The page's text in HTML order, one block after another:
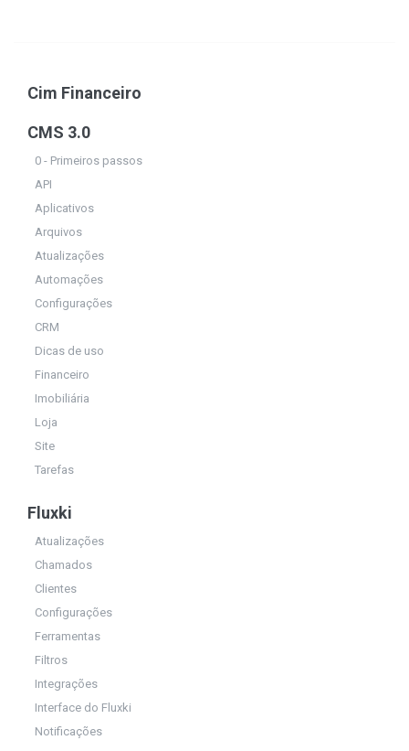
Cim Financeiro
CMS 3.0
0 - Primeiros passos
API
Aplicativos
Arquivos
Atualizações
Automações
Configurações
CRM
Dicas de uso
Financeiro
Imobiliária
Loja
Site
Tarefas
Fluxki
Atualizações
Chamados
Clientes
Configurações
Ferramentas
Filtros
Integrações
Interface do Fluxki
Notificações